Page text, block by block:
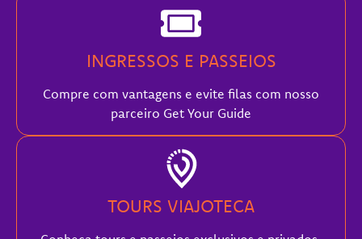
INGRESSOS E PASSEIOS
Compre com vantagens e evite filas com nosso
parceiro Get Your Guide
TOURS VIAJOTECA